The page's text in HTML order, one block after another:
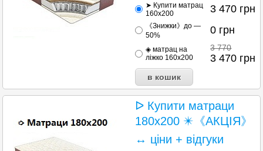
➤ Купити матрац
160х200
3 470 грн
《Знижки》до —
50%
0 грн
◈ матрац на
ліжко 160х200
3 770
3 470 грн
ᐅ Купити матраци
180х200 ✴️《АКЦІЯ》
↔ ціни + відгуки